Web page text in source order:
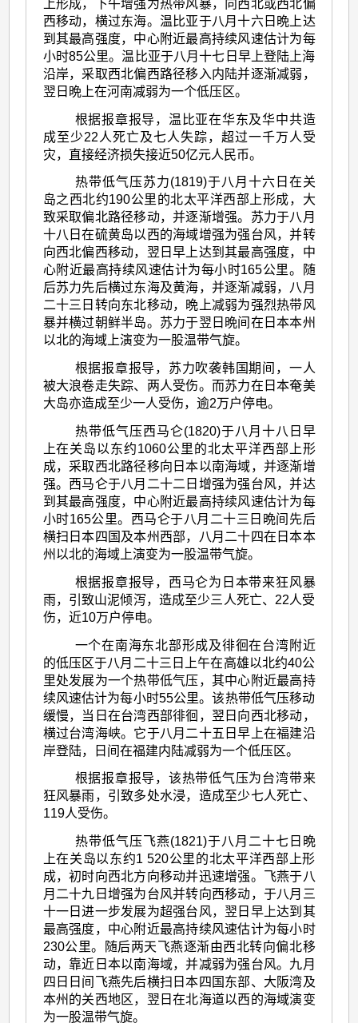
上形成，下午增强为热带风暴，向西北或西北偏
西移动，横过东海。温比亚于八月十六日晩上达
到其最高强度，中心附近最高持续风速估计为每
小时85公里。温比亚于八月十七日早上登陆上海
沿岸，采取西北偏西路径移入内陆并逐渐减弱，
翌日晩上在河南减弱为一个低压区。
根据报章报导，温比亚在华东及华中共造
成至少22人死亡及七人失踪，超过一千万人受
灾，直接经济损失接近50亿元人民币。
热带低气压苏力(1819)于八月十六日在关
岛之西北约190公里的北太平洋西部上形成，大
致采取偏北路径移动，并逐渐增强。苏力于八月
十八日在硫黄岛以西的海域增强为强台风，并转
向西北偏西移动，翌日早上达到其最高强度，中
心附近最高持续风速估计为每小时165公里。随
后苏力先后横过东海及黄海，并逐渐减弱，八月
二十三日转向东北移动，晩上减弱为强烈热带风
暴并横过朝鲜半岛。苏力于翌日晩间在日本本州
以北的海域上演变为一股温带气旋。
根据报章报导，苏力吹袭韩国期间，一人
被大浪卷走失踪、两人受伤。而苏力在日本奄美
大岛亦造成至少一人受伤，逾2万户停电。
热带低气压西马仑(1820)于八月十八日早
上在关岛以东约1060公里的北太平洋西部上形
成，采取西北路径移向日本以南海域，并逐渐增
强。西马仑于八月二十二日增强为强台风，并达
到其最高强度，中心附近最高持续风速估计为每
小时165公里。西马仑于八月二十三日晩间先后
横扫日本四国及本州西部，八月二十四在日本本
州以北的海域上演变为一股温带气旋。
根据报章报导，西马仑为日本带来狂风暴
雨，引致山泥倾泻，造成至少三人死亡、22人受
伤，近10万户停电。
一个在南海东北部形成及徘徊在台湾附近
的低压区于八月二十三日上午在高雄以北约40公
里处发展为一个热带低气压，其中心附近最高持
续风速估计为每小时55公里。该热带低气压移动
缓慢，当日在台湾西部徘徊，翌日向西北移动，
横过台湾海峡。它于八月二十五日早上在福建沿
岸登陆，日间在福建内陆减弱为一个低压区。
根据报章报导，该热带低气压为台湾带来
狂风暴雨，引致多处水浸，造成至少七人死亡、
119人受伤。
热带低气压飞燕(1821)于八月二十七日晩
上在关岛以东约1 520公里的北太平洋西部上形
成，初时向西北方向移动并迅速增强。飞燕于八
月二十九日增强为台风并转向西移动，于八月三
十一日进一步发展为超强台风，翌日早上达到其
最高强度，中心附近最高持续风速估计为每小时
230公里。随后两天飞燕逐渐由西北转向偏北移
动，靠近日本以南海域，并减弱为强台风。九月
四日日间飞燕先后横扫日本四国东部、大阪湾及
本州的关西地区，翌日在北海道以西的海域演变
为一股温带气旋。